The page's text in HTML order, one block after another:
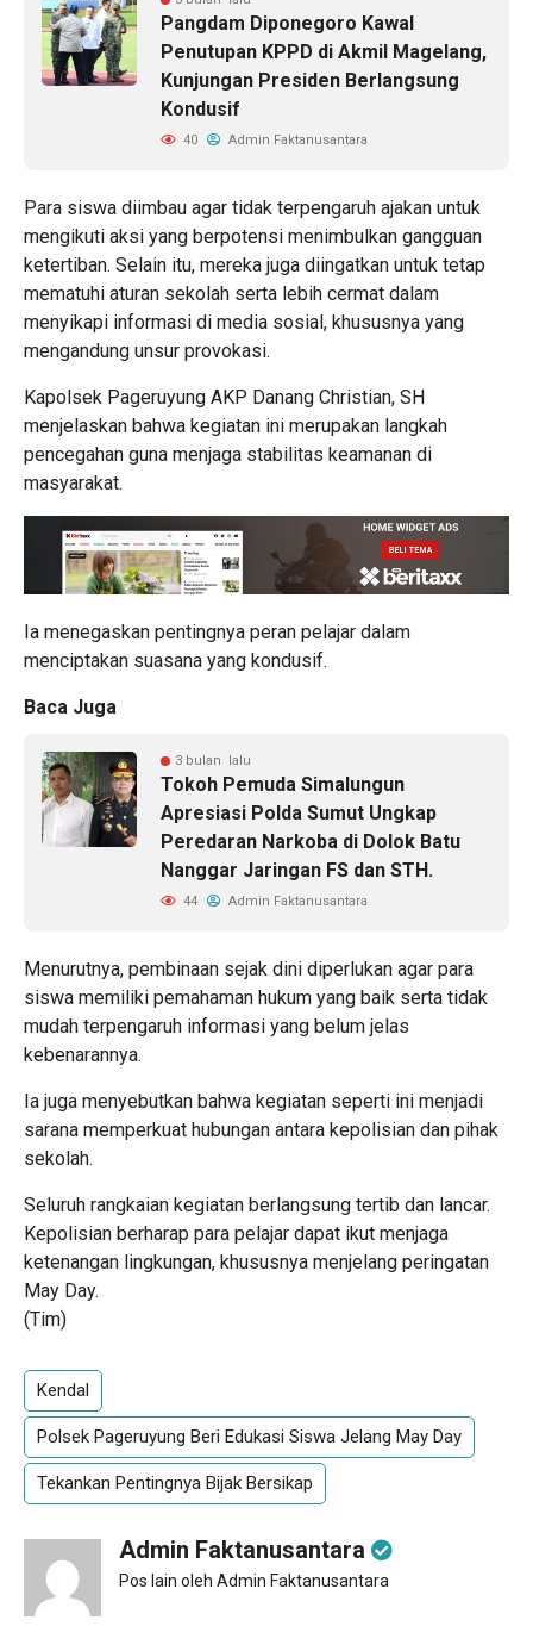
Pangdam Diponegoro Kawal
Penutupan KPPD di Akmil Magelang,
Kunjungan Presiden Berlangsung
Kondusif
40 Admin Faktanusantara
Para siswa diimbau agar tidak terpengaruh ajakan untuk
mengikuti aksi yang berpotensi menimbulkan gangguan
ketertiban. Selain itu, mereka juga diingatkan untuk tetap
mematuhi aturan sekolah serta lebih cermat dalam
menyikapi informasi di media sosial, khususnya yang
mengandung unsur provokasi.
Kapolsek Pageruyung AKP Danang Christian, SH
menjelaskan bahwa kegiatan ini merupakan langkah
pencegahan guna menjaga stabilitas keamanan di
masyarakat.
Ia menegaskan pentingnya peran pelajar dalam
menciptakan suasana yang kondusif.
Baca Juga
3 bulan lalu
Tokoh Pemuda Simalungun
Apresiasi Polda Sumut Ungkap
Peredaran Narkoba di Dolok Batu
Nanggar Jaringan FS dan STH.
44 Admin Faktanusantara
Menurutnya, pembinaan sejak dini diperlukan agar para
siswa memiliki pemahaman hukum yang baik serta tidak
mudah terpengaruh informasi yang belum jelas
kebenarannya.
Ia juga menyebutkan bahwa kegiatan seperti ini menjadi
sarana memperkuat hubungan antara kepolisian dan pihak
sekolah.
Seluruh rangkaian kegiatan berlangsung tertib dan lancar.
Kepolisian berharap para pelajar dapat ikut menjaga
ketenangan lingkungan, khususnya menjelang peringatan
May Day.
(Tim)
Kendal
Polsek Pageruyung Beri Edukasi Siswa Jelang May Day
Tekankan Pentingnya Bijak Bersikap
Admin Faktanusantara
Pos lain oleh Admin Faktanusantara